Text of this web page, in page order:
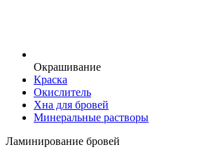
Окрашивание
Краска
Окислитель
Хна для бровей
Минеральные растворы
Ламинирование бровей